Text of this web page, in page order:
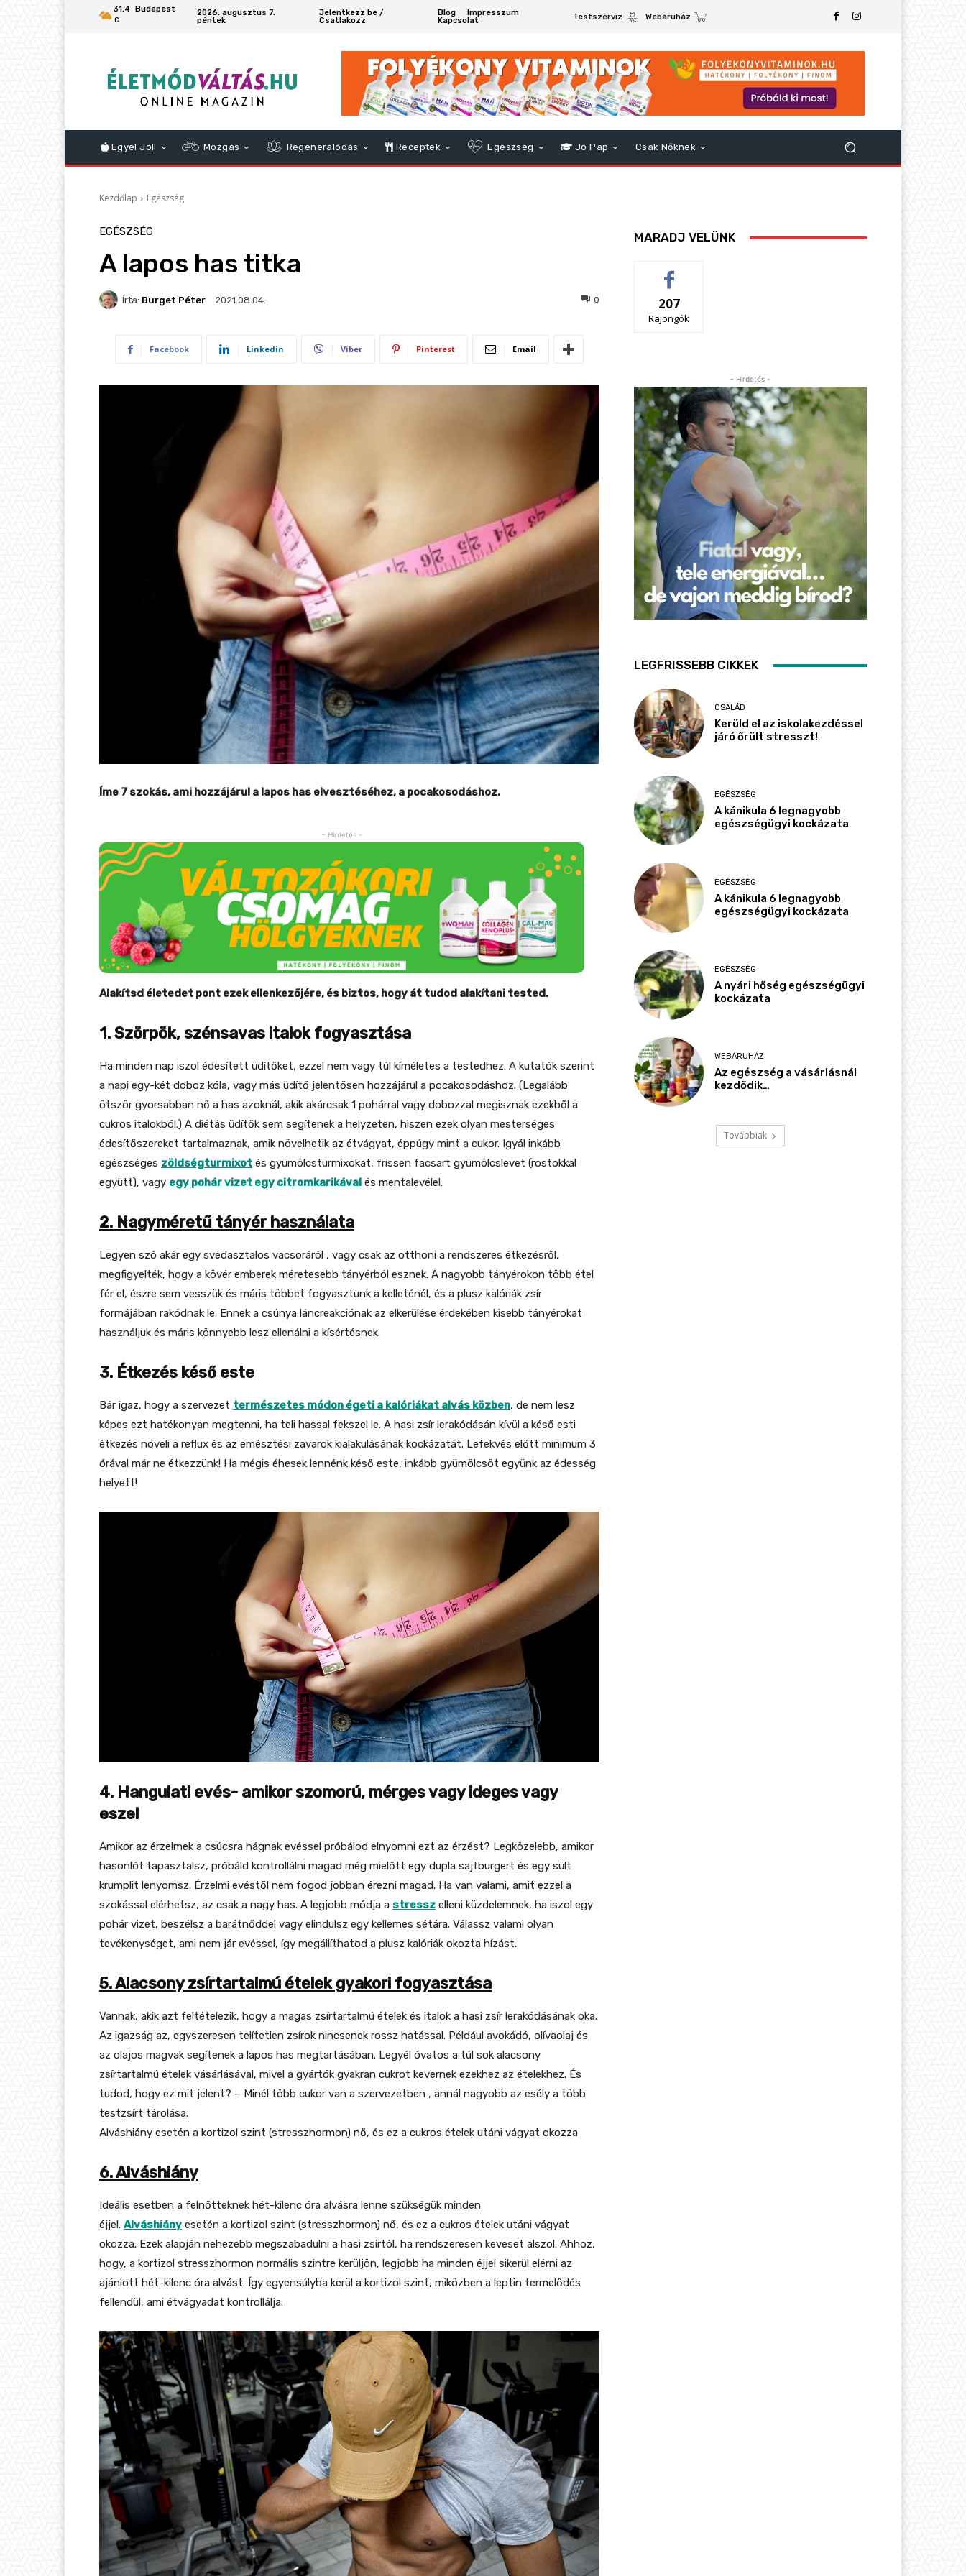
31.4
C
Budapest
2026. augusztus 7.
péntek
Jelentkezz be /
Csatlakozz
Blog
Impresszum
Kapcsolat
Testszerviz Webáruház
Egyél Jól! Mozgás Regenerálódás Receptek Egészség Jó Pap Csak Nőknek
Kezdőlap Egészség
EGÉSZSÉG
A lapos has titka
Írta: Burget Péter 2021.08.04. 0
Facebook Linkedin Viber Pinterest Email
Íme 7 szokás, ami hozzájárul a lapos has elvesztéséhez, a pocakosodáshoz.
- Hirdetés -
Alakítsd életedet pont ezek ellenkezőjére, és biztos, hogy át tudod alakítani tested.
1. Szörpök, szénsavas italok fogyasztása
Ha minden nap iszol édesített üdítőket, ezzel nem vagy túl kíméletes a testedhez. A kutatók szerint
a napi egy-két doboz kóla, vagy más üdítő jelentősen hozzájárul a pocakosodáshoz. (Legalább
ötször gyorsabban nő a has azoknál, akik akárcsak 1 pohárral vagy dobozzal megisznak ezekből a
cukros italokból.) A diétás üdítők sem segítenek a helyzeten, hiszen ezek olyan mesterséges
édesítőszereket tartalmaznak, amik növelhetik az étvágyat, éppúgy mint a cukor. Igyál inkább
egészséges zöldségturmixot és gyümölcsturmixokat, frissen facsart gyümölcslevet (rostokkal
együtt), vagy egy pohár vizet egy citromkarikával és mentalevélel.
2. Nagyméretű tányér használata
Legyen szó akár egy svédasztalos vacsoráról , vagy csak az otthoni a rendszeres étkezésről,
megfigyelték, hogy a kövér emberek méretesebb tányérból esznek. A nagyobb tányérokon több étel
fér el, észre sem vesszük és máris többet fogyasztunk a kelleténél, és a plusz kalóriák zsír
formájában rakódnak le. Ennek a csúnya láncreakciónak az elkerülése érdekében kisebb tányérokat
használjuk és máris könnyebb lesz ellenálni a kísértésnek.
3. Étkezés késő este
Bár igaz, hogy a szervezet természetes módon égeti a kalóriákat alvás közben, de nem lesz
képes ezt hatékonyan megtenni, ha teli hassal fekszel le. A hasi zsír lerakódásán kívül a késő esti
étkezés növeli a reflux és az emésztési zavarok kialakulásának kockázatát. Lefekvés előtt minimum 3
órával már ne étkezzünk! Ha mégis éhesek lennénk késő este, inkább gyümölcsöt együnk az édesség
helyett!
4. Hangulati evés- amikor szomorú, mérges vagy ideges vagy
eszel
Amikor az érzelmek a csúcsra hágnak evéssel próbálod elnyomni ezt az érzést? Legközelebb, amikor
hasonlót tapasztalsz, próbáld kontrollálni magad még mielőtt egy dupla sajtburgert és egy sült
krumplit lenyomsz. Érzelmi evéstől nem fogod jobban érezni magad. Ha van valami, amit ezzel a
szokással elérhetsz, az csak a nagy has. A legjobb módja a stressz elleni küzdelemnek, ha iszol egy
pohár vizet, beszélsz a barátnőddel vagy elindulsz egy kellemes sétára. Válassz valami olyan
tevékenységet, ami nem jár evéssel, így megállíthatod a plusz kalóriák okozta hízást.
5. Alacsony zsírtartalmú ételek gyakori fogyasztása
Vannak, akik azt feltételezik, hogy a magas zsírtartalmú ételek és italok a hasi zsír lerakódásának oka.
Az igazság az, egyszeresen telítetlen zsírok nincsenek rossz hatással. Például avokádó, olívaolaj és
az olajos magvak segítenek a lapos has megtartásában. Legyél óvatos a túl sok alacsony
zsírtartalmú ételek vásárlásával, mivel a gyártók gyakran cukrot kevernek ezekhez az ételekhez. És
tudod, hogy ez mit jelent? – Minél több cukor van a szervezetben , annál nagyobb az esély a több
testzsírt tárolása.
Alváshiány esetén a kortizol szint (stresszhormon) nő, és ez a cukros ételek utáni vágyat okozza
6. Alváshiány
Ideális esetben a felnőtteknek hét-kilenc óra alvásra lenne szükségük minden
éjjel. Alváshiány esetén a kortizol szint (stresszhormon) nő, és ez a cukros ételek utáni vágyat
okozza. Ezek alapján nehezebb megszabadulni a hasi zsírtól, ha rendszeresen keveset alszol. Ahhoz,
hogy, a kortizol stresszhormon normális szintre kerüljön, legjobb ha minden éjjel sikerül elérni az
ajánlott hét-kilenc óra alvást. Így egyensúlyba kerül a kortizol szint, miközben a leptin termelődés
fellendül, ami étvágyadat kontrollálja.
MARADJ VELÜNK
207
Rajongók
- Hirdetés -
LEGFRISSEBB CIKKEK
CSALÁD
Kerüld el az iskolakezdéssel
járó őrült stresszt!
EGÉSZSÉG
A kánikula 6 legnagyobb
egészségügyi kockázata
EGÉSZSÉG
A kánikula 6 legnagyobb
egészségügyi kockázata
EGÉSZSÉG
A nyári hőség egészségügyi
kockázata
WEBÁRUHÁZ
Az egészség a vásárlásnál
kezdődik…
Továbbiak